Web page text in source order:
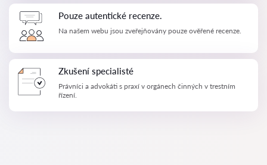
Pouze autentické recenze.
Na našem webu jsou zveřejňovány pouze ověřené recenze.
Zkušení specialisté
Právníci a advokáti s praxí v orgánech činných v trestním
řízení.